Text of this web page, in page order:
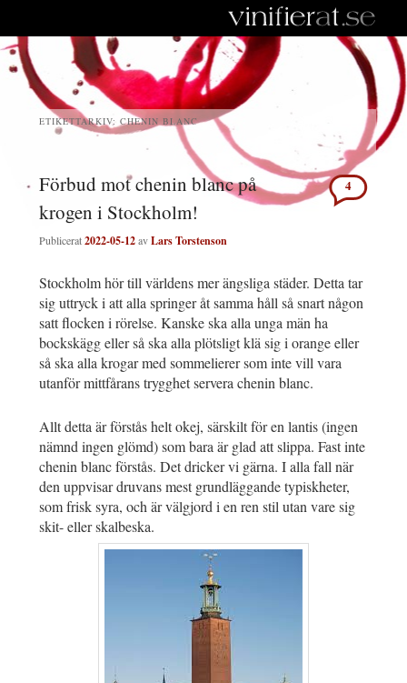
ETIKETTARKIV: CHENIN BLANC
Förbud mot chenin blanc på
krogen i Stockholm!
Publicerat2022-05-12avLars Torstenson
4
Stockholm hör till världens mer ängsliga städer. Detta tar
sig uttryck i att alla springer åt samma håll så snart någon
satt flocken i rörelse. Kanske ska alla unga män ha
bockskägg eller så ska alla plötsligt klä sig i orange eller
så ska alla krogar med sommelierer som inte vill vara
utanför mittfårans trygghet servera chenin blanc.
Allt detta är förstås helt okej, särskilt för en lantis (ingen
nämnd ingen glömd) som bara är glad att slippa. Fast inte
chenin blanc förstås. Det dricker vi gärna. I alla fall när
den uppvisar druvans mest grundläggande typiskheter,
som frisk syra, och är välgjord i en ren stil utan vare sig
skit- eller skalbeska.